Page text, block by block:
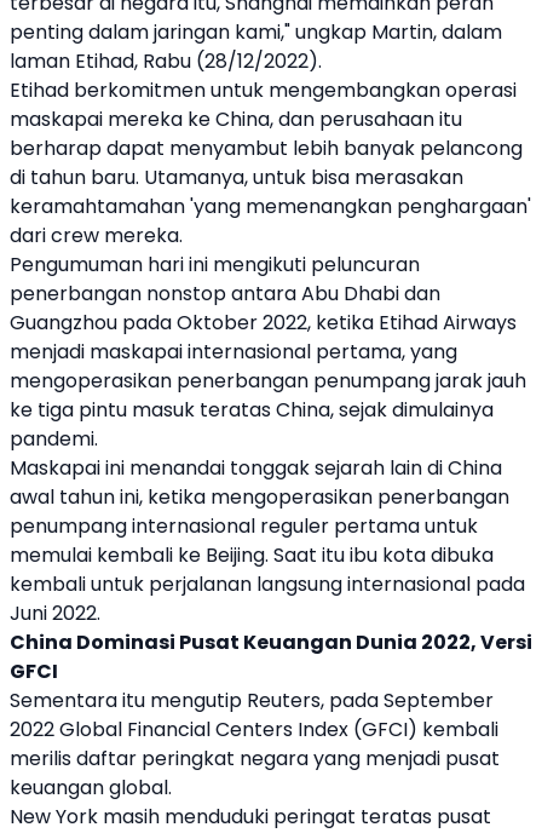
penting dalam jaringan kami," ungkap Martin, dalam
laman Etihad, Rabu (28/12/2022).
Etihad berkomitmen untuk mengembangkan operasi
maskapai mereka keChina, dan perusahaan itu
berharap dapat menyambut lebih banyak pelancong
di tahun baru. Utamanya, untuk bisa merasakan
keramahtamahan 'yang memenangkan penghargaan'
dari crew mereka.
Pengumuman hari ini mengikuti peluncuran
penerbangan nonstop antara Abu Dhabi dan
Guangzhou pada Oktober 2022, ketika Etihad Airways
menjadi maskapai internasional pertama, yang
mengoperasikan penerbangan penumpang jarak jauh
ke tiga pintu masuk teratasChina, sejak dimulainya
pandemi.
Maskapai ini menandai tonggak sejarah lain diChina
awal tahun ini, ketika mengoperasikan penerbangan
penumpang internasional reguler pertama untuk
memulai kembali ke Beijing. Saat itu ibu kota dibuka
kembali untuk perjalanan langsung internasional pada
Juni 2022.
China Dominasi Pusat Keuangan Dunia 2022, Versi
GFCI
Sementara itu mengutip Reuters, pada September
2022 Global Financial Centers Index (GFCI) kembali
merilis daftar peringkat negara yang menjadi pusat
keuangan global.
New York masih menduduki peringat teratas pusat